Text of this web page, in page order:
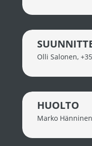
Olli Salonen,
HUOLTO
Marko Hänninen